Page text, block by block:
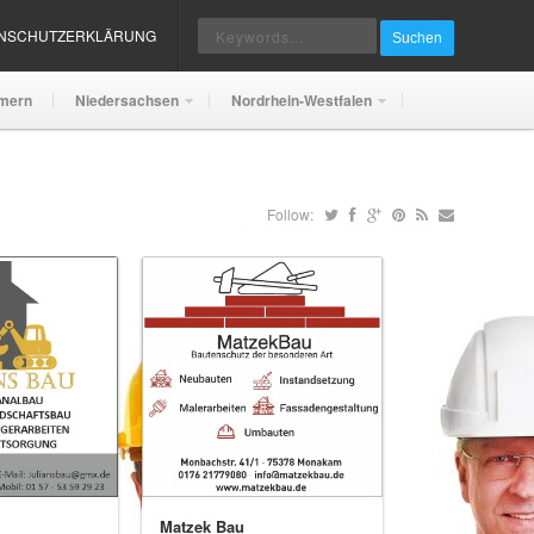
Suchen
Niedersachsen Nordrhein-Westfalen
Follow:
Matzek Bau